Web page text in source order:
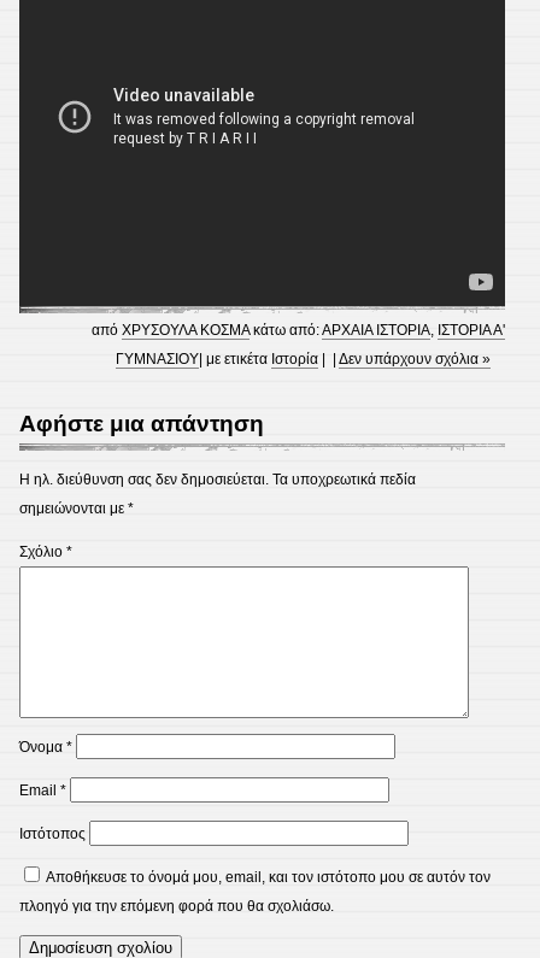
απόΧΡΥΣΟΥΛΑ ΚΟΣΜΑκάτω από:ΑΡΧΑΙΑ ΙΣΤΟΡΙΑ, ΙΣΤΟΡΙΑ Α'
ΓΥΜΝΑΣΙΟΥ | με ετικέτα Ιστορία | |Δεν υπάρχουν σχόλια »
Αφήστε μια απάντηση
Η ηλ. διεύθυνση σας δεν δημοσιεύεται. Τα υποχρεωτικά πεδία
σημειώνονται με *
Σχόλιο *
Όνομα *
Email *
Ιστότοπος
Αποθήκευσε το όνομά μου, email, και τον ιστότοπο μου σε αυτόν τον
πλοηγό για την επόμενη φορά που θα σχολιάσω.